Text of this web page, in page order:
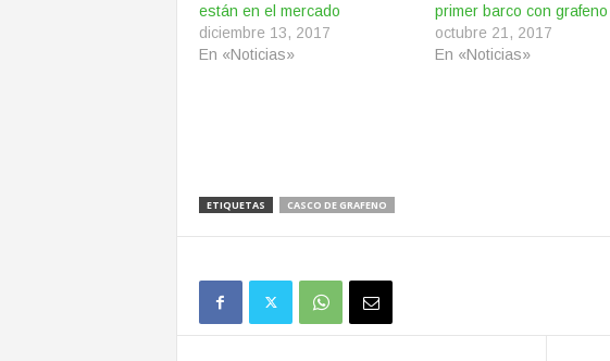
están en el mercado
diciembre 13, 2017
En «Noticias»
primer barco con grafeno
octubre 21, 2017
En «Noticias»
ETIQUETAS CASCO DE GRAFENO